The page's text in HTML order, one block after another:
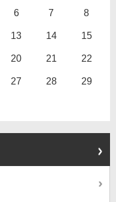
6 7 8
13 14 15
20 21 22
27 28 29